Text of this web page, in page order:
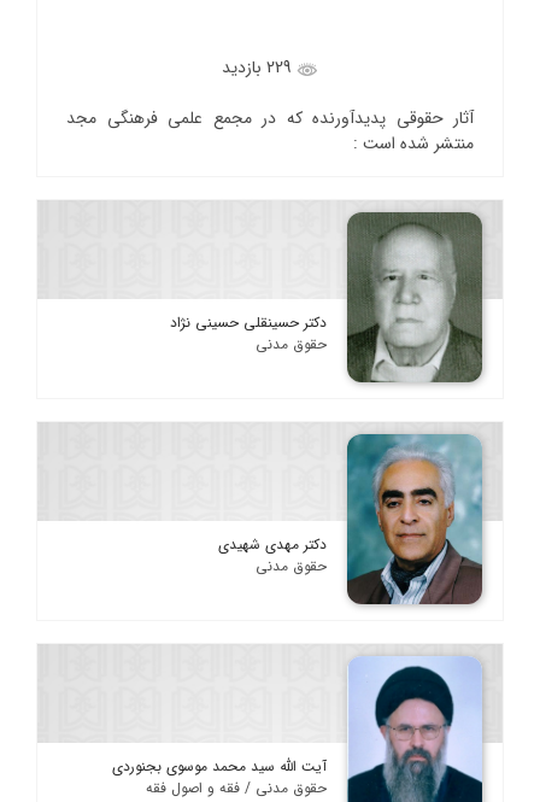
آثار حقوقی پدیدآورنده که در مجمع علمی فرهنگی مجد
منتشر شده است :
دکتر حسینقلی حسینی نژاد
حقوق مدنی
دکتر مهدی شهیدی
حقوق مدنی
آیت الله سید محمد موسوی بجنوردی
حقوق مدنی / فقه و اصول فقه